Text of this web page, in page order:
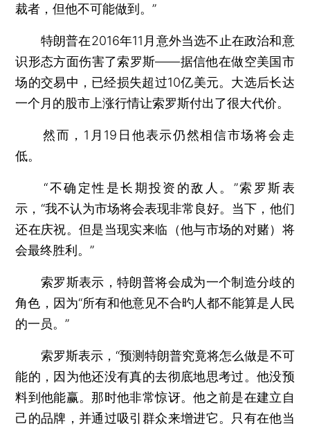
裁者，但他不可能做到。”
特朗普在2016年11月意外当选不止在政治和意
识形态方面伤害了索罗斯——据信他在做空美国市
场的交易中，已经损失超过10亿美元。大选后长达
一个月的股市上涨行情让索罗斯付出了很大代价。
然而，1月19日他表示仍然相信市场将会走
低。
“不确定性是长期投资的敌人。”索罗斯表
示，“我不认为市场将会表现非常良好。当下，他们
还在庆祝。但是当现实来临（他与市场的对赌）将
会最终胜利。”
索罗斯表示，特朗普将会成为一个制造分歧的
角色，因为“所有和他意见不合旳人都不能算是人民
的一员。”
索罗斯表示，“预测特朗普究竟将怎么做是不可
能的，因为他还没有真的去彻底地思考过。他没预
料到他能赢。那时他非常惊讶。他之前是在建立自
己的品牌，并通过吸引群众来增进它。只有在他当